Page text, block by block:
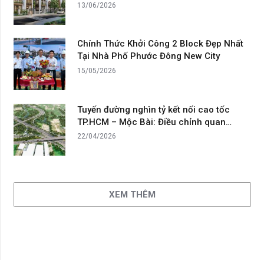
13/06/2026
Chính Thức Khởi Công 2 Block Đẹp Nhất
Tại Nhà Phố Phước Đông New City
15/05/2026
Tuyến đường nghìn tỷ kết nối cao tốc
TP.HCM – Mộc Bài: Điều chỉnh quan…
22/04/2026
XEM THÊM